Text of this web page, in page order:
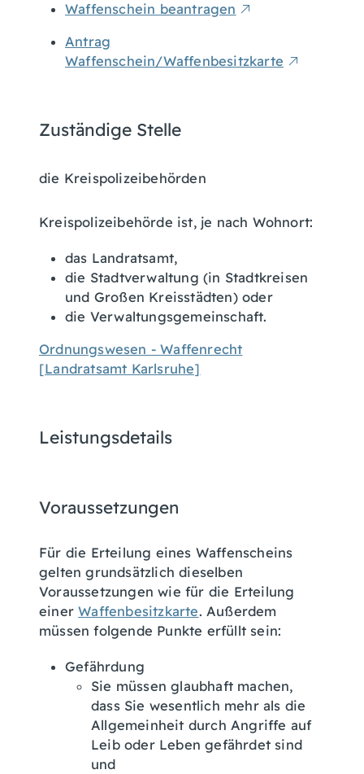
Waffenschein beantragen
Antrag
Waffenschein/Waffenbesitzkarte
Zuständige Stelle
die Kreispolizeibehörden
Kreispolizeibehörde ist, je nach Wohnort:
das Landratsamt,
die Stadtverwaltung (in Stadtkreisen
und Großen Kreisstädten) oder
die Verwaltungsgemeinschaft.
Ordnungswesen - Waffenrecht
[Landratsamt Karlsruhe]
Leistungsdetails
Voraussetzungen
Für die Erteilung eines Waffenscheins
gelten grundsätzlich dieselben
Voraussetzungen wie für die Erteilung
einerWaffenbesitzkarte. Außerdem
müssen folgende Punkte erfüllt sein:
Gefährdung
Sie müssen glaubhaft machen,
dass Sie wesentlich mehr als die
Allgemeinheit durch Angriffe auf
Leib oder Leben gefährdet sind
und